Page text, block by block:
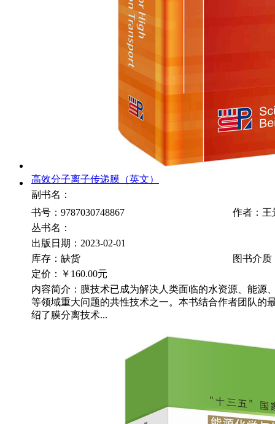
高效分子离子传递膜（英文）
副书名：
书号：9787030748867
作者：王
丛书名：
出版日期：2023-02-01
库存：缺货
图书介质
定价：
￥160.00元
内容简介：膜技术已成为解决人类面临的水资源、能源
等领域重大问题的共性技术之一。本书结合作者团队的
绍了膜分离技术...